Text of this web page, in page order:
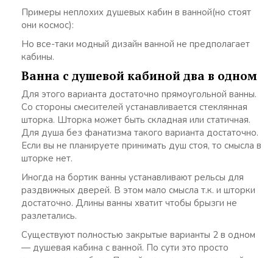
Примеры неплохих душевых кабин в ванной(но стоят
они космос):
Но все-таки модный дизайн ванной не предполагает
кабины.
Ванна с душевой кабиной два в одном
Для этого варианта достаточно прямоугольной ванны.
Со стороны смесителей устанавливается стеклянная
шторка. Шторка может быть складная или статичная.
Для душа без фанатизма такого варианта достаточно.
Если вы не планируете принимать душ стоя, то смысла в
шторке нет.
Иногда на бортик ванны устанавливают рельсы для
раздвижных дверей. В этом мало смысла т.к. и шторки
достаточно. Длины ванны хватит чтобы брызги не
разлетались.
Существуют полностью закрытые варианты 2 в одном
— душевая кабина с ванной. По сути это просто